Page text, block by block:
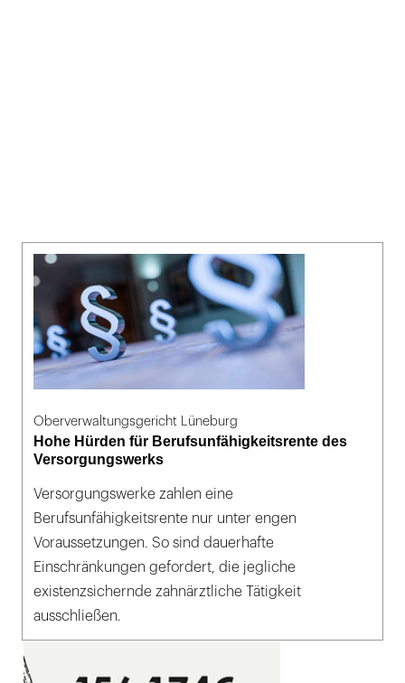
Oberverwaltungsgericht Lüneburg
Hohe Hürden für Berufsunfähigkeitsrente des
Versorgungswerks
Versorgungswerke zahlen eine
Berufsunfähigkeitsrente nur unter engen
Voraussetzungen. So sind dauerhafte
Einschränkungen gefordert, die jegliche
existenzsichernde zahnärztliche Tätigkeit
ausschließen.